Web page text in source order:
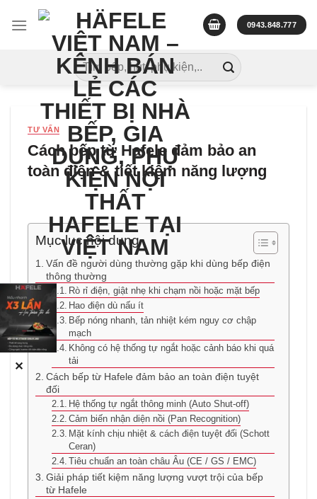
0943.848.777
Tìm
kiếm:
TƯ VẤN
Cách bếp từ Hafele đảm bảo an
toàn điện & tiết kiệm năng lượng
Mục lục nội dung
Vấn đề người dùng thường gặp khi dùng bếp điện
thông thường
Rò rỉ điện, giật nhẹ khi chạm nồi hoặc mặt bếp
Hao điện dù nấu ít
Bếp nóng nhanh, tản nhiệt kém nguy cơ chập
mạch
Không có hệ thống tự ngắt hoặc cảnh báo khi quá
tải
Cách bếp từ Hafele đảm bảo an toàn điện tuyệt
đối
Hệ thống tự ngắt thông minh (Auto Shut-off)
Cảm biến nhận diện nồi (Pan Recognition)
Mặt kính chịu nhiệt & cách điện tuyệt đối (Schott
Ceran)
Tiêu chuẩn an toàn châu Âu (CE / GS / EMC)
Giải pháp tiết kiệm năng lượng vượt trội của bếp
từ Hafele
✕